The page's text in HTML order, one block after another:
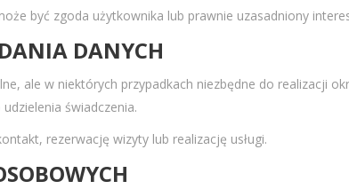
być zgoda użytkownika lub prawnie uzasadniony
DANYCH
ale w niektórych przypadkach niezbędne do realizacji
świadczenia.
rezerwację wizyty lub realizację usługi.